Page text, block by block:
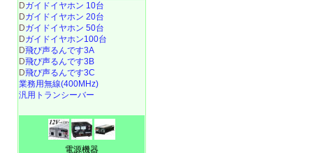
Dガイドイヤホン 10台
Dガイドイヤホン 20台
Dガイドイヤホン 50台
Dガイドイヤホン100台
D飛び声るんです3A
D飛び声るんです3B
D飛び声るんです3C
業務用無線(400MHz)
汎用トランシーバー
電源機器